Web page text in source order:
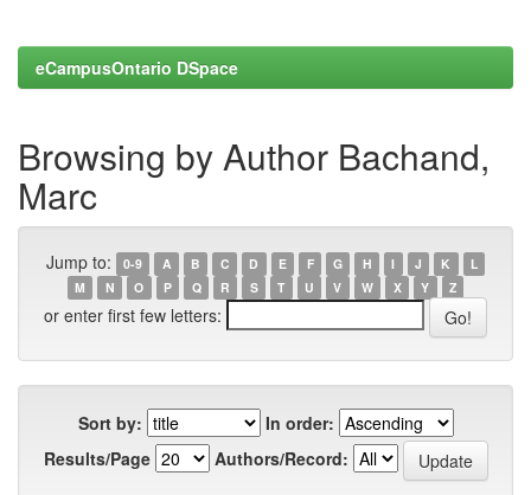
eCampusOntario DSpace
Browsing by Author Bachand,
Marc
Jump to: 0-9 A B C D E F G H I J K
L
M
N O P Q R S T U V W X Y Z
or enter first few letters:
Sort by:
In order:
Results/Page
Authors/Record: